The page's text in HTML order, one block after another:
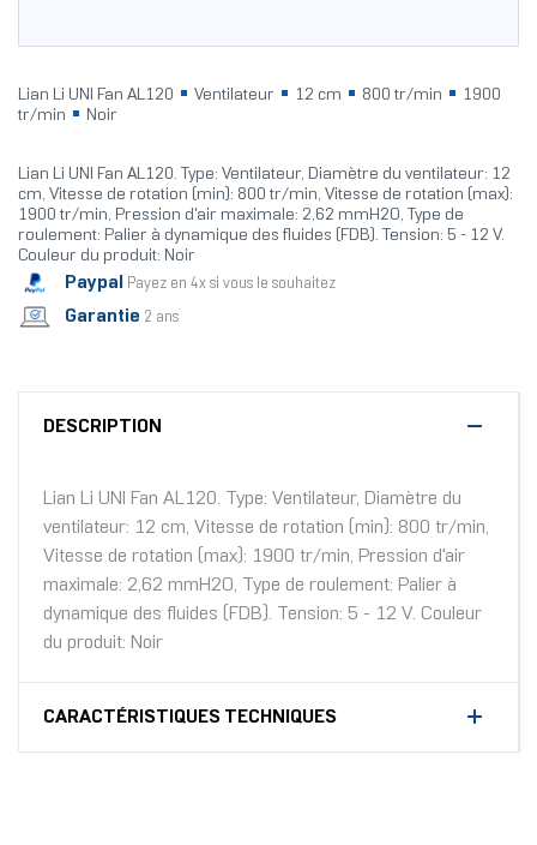
Lian Li UNI Fan AL120 Ventilateur 12 cm 800 tr/min
1900
tr/min
Noir
Lian Li UNI Fan AL120. Type: Ventilateur, Diamètre du ventilateur: 12
cm, Vitesse de rotation (min): 800 tr/min, Vitesse de rotation (max):
1900 tr/min, Pression d'air maximale: 2,62 mmH2O, Type de
roulement: Palier à dynamique des fluides (FDB). Tension: 5 - 12 V.
Couleur du produit: Noir
Paypal Payez en 4x si vous le souhaitez
Garantie 2 ans
DESCRIPTION
Lian Li UNI Fan AL120. Type: Ventilateur, Diamètre du
ventilateur: 12 cm, Vitesse de rotation (min): 800 tr/min,
Vitesse de rotation (max): 1900 tr/min, Pression d'air
maximale: 2,62 mmH2O, Type de roulement: Palier à
dynamique des fluides (FDB). Tension: 5 - 12 V. Couleur
du produit: Noir
CARACTÉRISTIQUES TECHNIQUES